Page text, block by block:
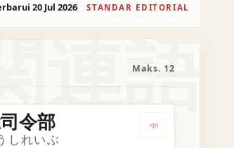
20 Jul 2026 STANDAR EDITORIAL
連語
Maks. 12
合国最高司令官 Dengarkan 総司
令部
しれいぶ